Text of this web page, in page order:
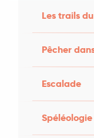
Les trails
Pêcher
Escalade
Spéléologie